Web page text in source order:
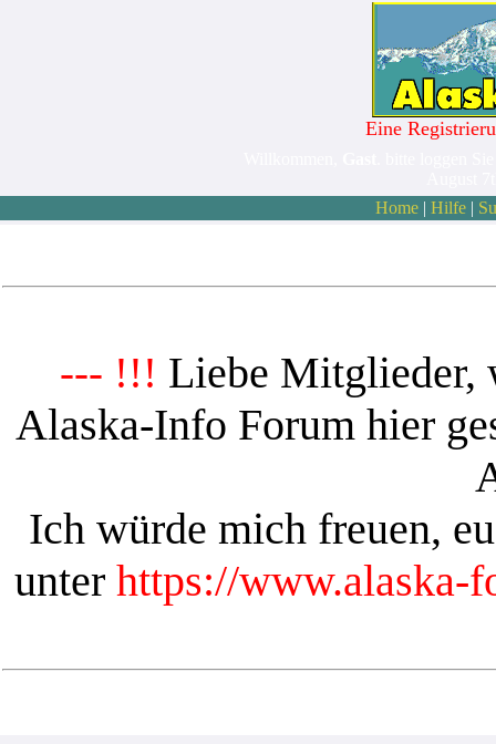
Eine
Home| Hilfe|
--- !!! Liebe Mitglieder,
Alaska-Info Forum hier
Ich würde mich freuen,
unter https://www.alaska-